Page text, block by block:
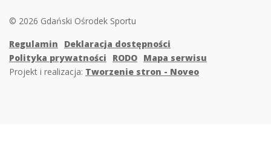
© 2026 Gdański Ośrodek Sportu
Regulamin
Deklaracja dostępności
Polityka prywatności
RODO Mapa serwisu
Projekt i realizacja: Tworzenie stron - Noveo